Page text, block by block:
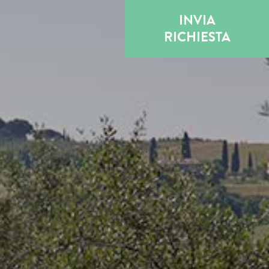
INVIA
RICHIESTA